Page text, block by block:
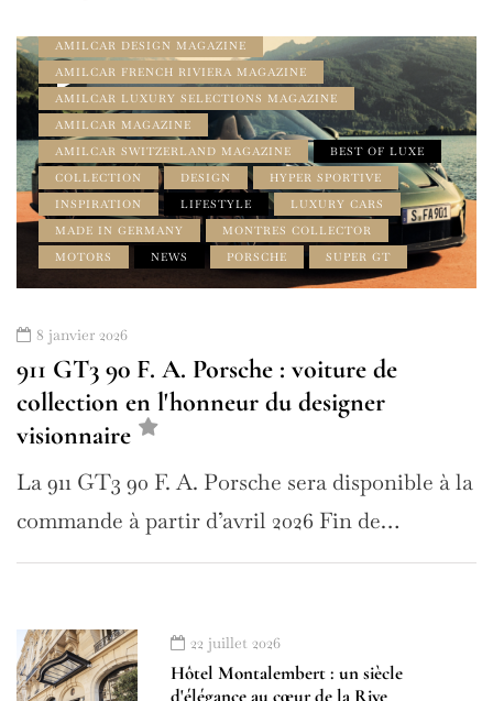
AMILCAR DESIGN MAGAZINE
AMILCAR FRENCH RIVIERA MAGAZINE
AMILCAR LUXURY SELECTIONS MAGAZINE
AMILCAR MAGAZINE
AMILCAR SWITZERLAND MAGAZINE
BEST OF LUXE
COLLECTION
DESIGN
HYPER SPORTIVE
INSPIRATION
LIFESTYLE
LUXURY CARS
MADE IN GERMANY
MONTRES COLLECTOR
MOTORS
NEWS PORSCHE SUPER GT
8 janvier 2026
911 GT3 90 F. A. Porsche : voiture de
collection en l'honneur du designer
visionnaire
La 911 GT3 90 F. A. Porsche sera disponible à la
commande à partir d’avril 2026 Fin de…
22 juillet 2026
Hôtel Montalembert : un siècle